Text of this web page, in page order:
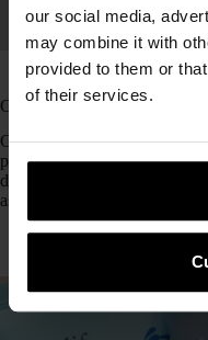
our social media,
may combine it with
provided to them or
of their services.
Rutinas Tiempo
Cuidado corporal coreano:
Cuando escuchamos hablar
primero que nos viene a la
de 10 pasos. ¿Quién no
asiática, los increíbles solares